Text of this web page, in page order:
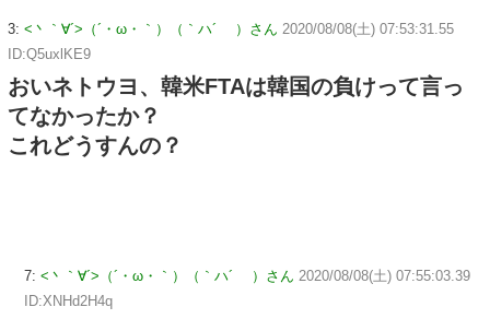
3: <丶｀∀´>（´・ω・｀）（｀ハ´ ）さん 2020/08/08(土) 07:53:31.55
ID:Q5uxlKE9
おいネトウヨ、韓米FTAは韓国の負けって言っ
てなかったか？
これどうすんの？
7: <丶｀∀´>（´・ω・｀）（｀ハ´ ）さん 2020/08/08(土) 07:55:03.39
ID:XNHd2H4q